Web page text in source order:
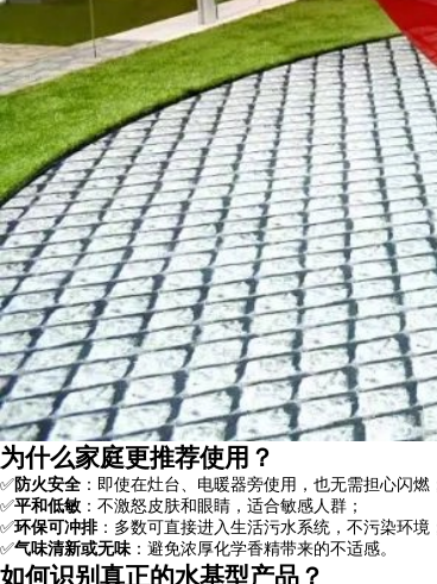
为什么家庭更推荐使用？
✅防火安全 ：即使在灶台、电暖器旁使用，也无需担心闪燃
✅平和低敏 ：不激怒皮肤和眼睛，适合敏感人群；
✅环保可冲排：多数可直接进入生活污水系统，不污染环境
✅气味清新或无味 ：避免浓厚化学香精带来的不适感。
如何识别真正的水基型产品？